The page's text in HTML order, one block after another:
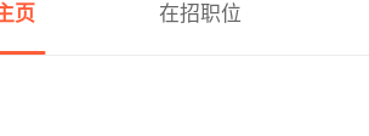
页 在招职位